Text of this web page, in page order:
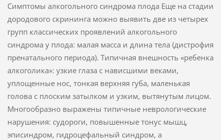
Симптомы алкогольного синдрома плода Еще на стадии
дородового скрининга можно выявить две из четырех
групп классических проявлений алкогольного
синдрома у плода: малая масса и длина тела (дистрофия
пренатального периода). Типичная внешность «ребенка
алкоголика»: узкие глаза с нависшими веками,
уплощенные нос, тонкая верхняя губа, маленькая
голова с плоским затылком и узким, вытянутым лицом.
Многообразно выражены типичные неврологические
нарушения: судороги, повышенные тонус мышц,
эписиндром, гидроцефальный синдром, а